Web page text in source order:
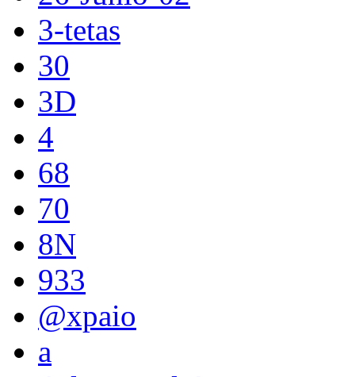
3-tetas
30
3D
4
68
70
8N
933
@xpaio
a